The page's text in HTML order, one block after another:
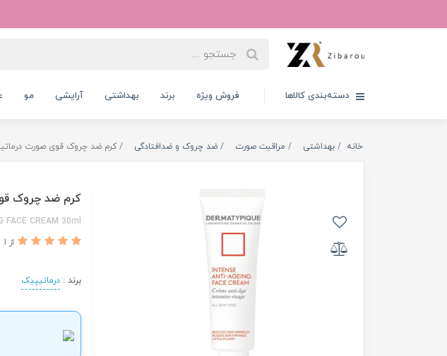
دسته‌بندی کالاها فروش ویژه برند بهداشتی آرایشی مو
خانه بهداشتی مراقبت صورت ضد چروک و ضدافتادگی کرم ضد چروک قوی صورت
کرم ضد چروک
FACE CREAM 30ml
از 1
برند :درماتیپیک